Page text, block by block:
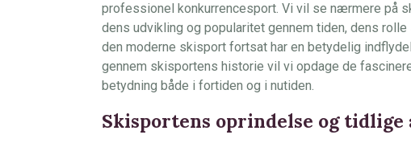
professionel konkurrencesport. Vi vil se nærmere på
dens udvikling og popularitet gennem tiden, dens
den moderne skisport fortsat har en betydelig
gennem skisportens historie vil vi opdage de
betydning både i fortiden og i nutiden.
Skisportens oprindelse og tidlige